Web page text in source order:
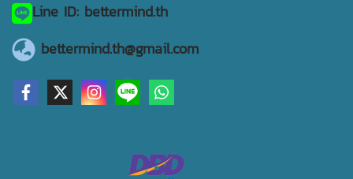
Line ID: bettermind.th
bettermind.th@gmail.com